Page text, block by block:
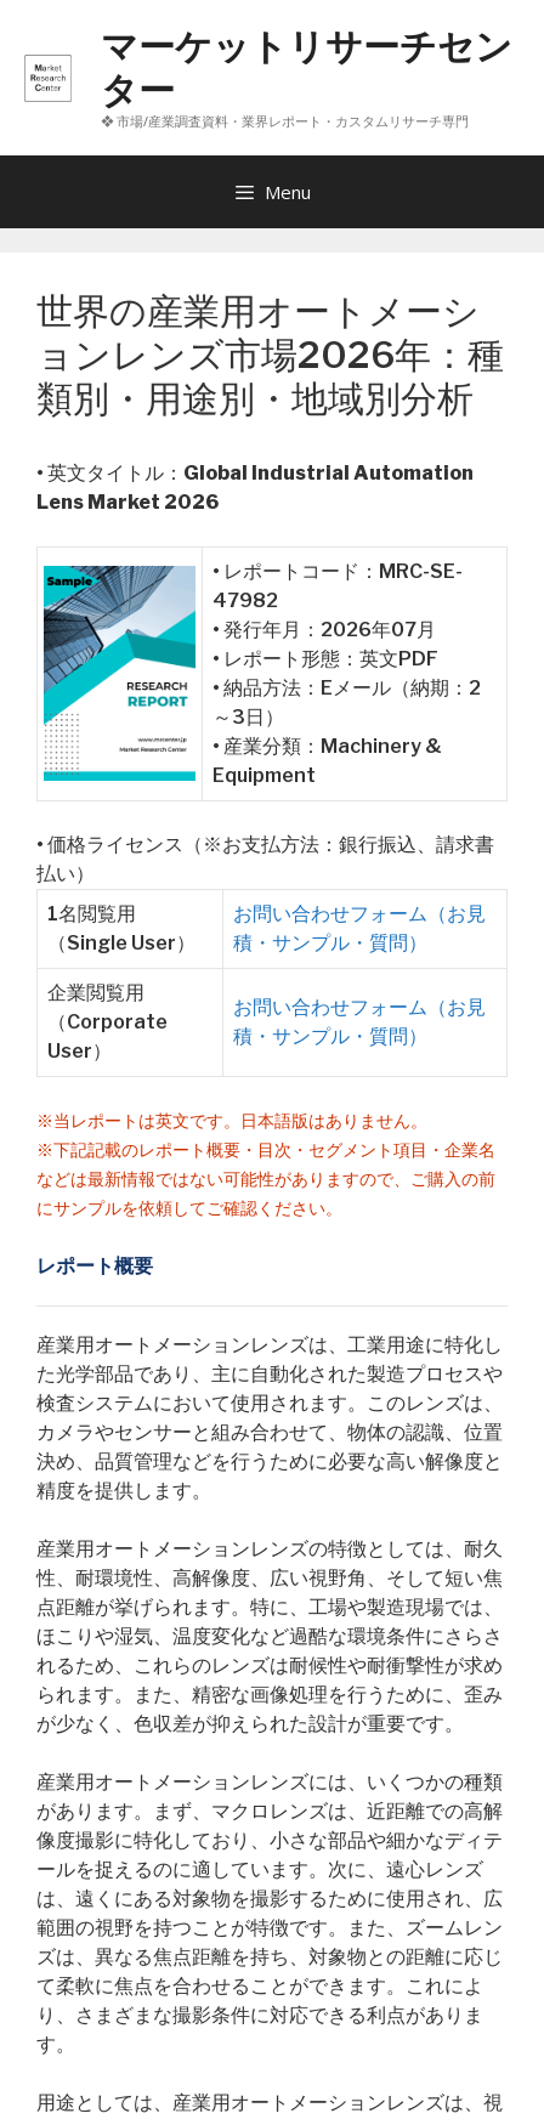
へ
マーケットリサーチセン
ター
❖ 市場/産業調査資料・業界レポート・カスタムリサーチ専門
Menu
世界の産業用オートメーシ
ョンレンズ市場2026年：種
類別・用途別・地域別分析
• 英文タイトル： Global Industrial Automation
Lens Market 2026
• レポートコード：MRC-SE-
47982
• 発行年月：2026年07月
• レポート形態：英文PDF
• 納品方法：Eメール（納期：2
～3日）
• 産業分類：Machinery &
Equipment
• 価格ライセンス（※お支払方法：銀行振込、請求書
払い）
1名閲覧用
（Single User）
お問い合わせフォーム（お見
積・サンプル・質問）
企業閲覧用
（Corporate
User）
お問い合わせフォーム（お見
積・サンプル・質問）
※当レポートは英文です。日本語版はありません。
※下記記載のレポート概要・目次・セグメント項目・企業名
などは最新情報ではない可能性がありますので、ご購入の前
にサンプルを依頼してご確認ください。
レポート概要
産業用オートメーションレンズは、工業用途に特化し
た光学部品であり、主に自動化された製造プロセスや
検査システムにおいて使用されます。このレンズは、
カメラやセンサーと組み合わせて、物体の認識、位置
決め、品質管理などを行うために必要な高い解像度と
精度を提供します。
産業用オートメーションレンズの特徴としては、耐久
性、耐環境性、高解像度、広い視野角、そして短い焦
点距離が挙げられます。特に、工場や製造現場では、
ほこりや湿気、温度変化など過酷な環境条件にさらさ
れるため、これらのレンズは耐候性や耐衝撃性が求め
られます。また、精密な画像処理を行うために、歪み
が少なく、色収差が抑えられた設計が重要です。
産業用オートメーションレンズには、いくつかの種類
があります。まず、マクロレンズは、近距離での高解
像度撮影に特化しており、小さな部品や細かなディテ
ールを捉えるのに適しています。次に、遠心レンズ
は、遠くにある対象物を撮影するために使用され、広
範囲の視野を持つことが特徴です。また、ズームレン
ズは、異なる焦点距離を持ち、対象物との距離に応じ
て柔軟に焦点を合わせることができます。これによ
り、さまざまな撮影条件に対応できる利点がありま
す。
用途としては、産業用オートメーションレンズは、視